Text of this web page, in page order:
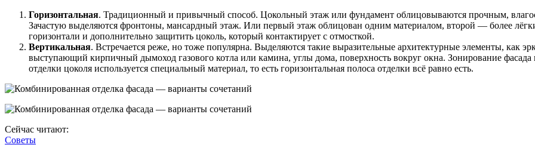
Горизонтальная. Традиционный и привычный способ. Цокольный этаж или фундамент облицовываются прочным,
Зачастую выделяются фронтоны, мансардный этаж. Или первый этаж облицован одним материалом, второй — более
горизонтали и дополнительно защитить цоколь, который контактирует с отмосткой.
Вертикальная. Встречается реже, но тоже популярна. Выделяются такие выразительные архитектурные элементы, как
выступающий кирпичный дымоход газового котла или камина, углы дома, поверхность вокруг окна. Зонирование фасада
отделки цоколя используется специальный материал, то есть горизонтальная полоса отделки всё равно есть.
Сейчас читают:
Советы